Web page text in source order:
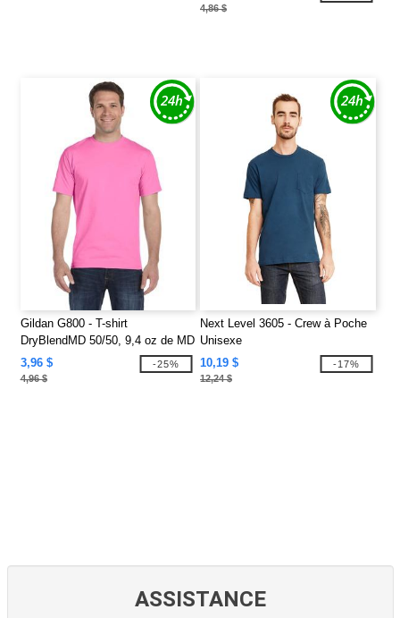
4,86 $
Gildan G800 - T-shirt
DryBlendMD 50/50, 9,4 oz de MD
(8000)
3,96 $
4,96 $
-25%
Next Level 3605 - Crew à Poche
Unisexe
10,19 $
12,24 $
-17%
ASSISTANCE